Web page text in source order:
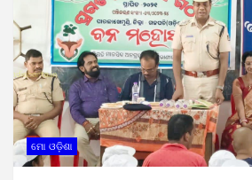
ମୋ ଓଡ଼ିଶା